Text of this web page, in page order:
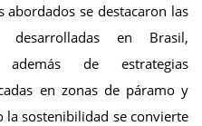
abordados se destacaron las
desarrolladas en Brasil,
de estrategias
en zonas de páramo y
la sostenibilidad se convierte